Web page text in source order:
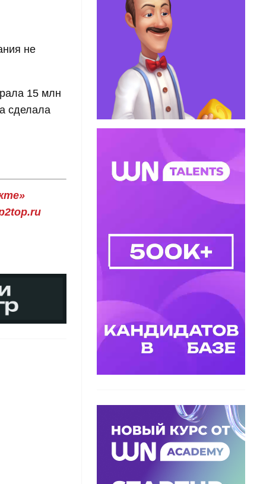
не
15 млн
сделала